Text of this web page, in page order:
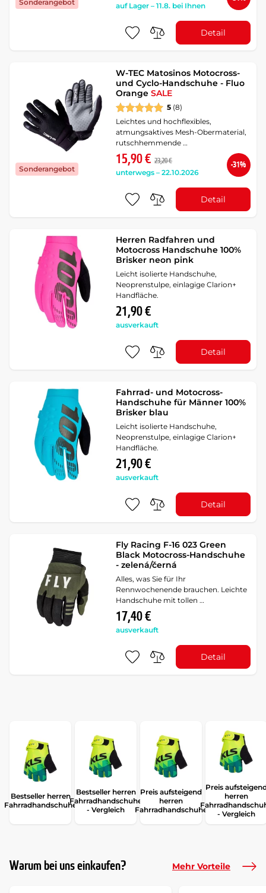
Sonderangebot auf Lager – 11.8. bei Ihnen
Detail
Sonderangebot
W-TEC Matosinos Motocross-
und Cyclo-Handschuhe - Fluo
OrangeSALE
5 (8)
Leichtes und hochflexibles,
atmungsaktives Mesh-Obermaterial,
rutschhemmende …
15,90 € 23,20 €
unterwegs – 22.10.2026
-31%
Detail
Herren Radfahren und
Motocross Handschuhe 100%
Brisker neon pink
Leicht isolierte Handschuhe,
Neoprenstulpe, einlagige Clarion+
Handfläche.
21,90 €
ausverkauft
Detail
Fahrrad- und Motocross-
Handschuhe für Männer 100%
Brisker blau
Leicht isolierte Handschuhe,
Neoprenstulpe, einlagige Clarion+
Handfläche.
21,90 €
ausverkauft
Detail
Fly Racing F-16 023 Green
Black Motocross-Handschuhe
- zelená/černá
Alles, was Sie für Ihr
Rennwochenende brauchen. Leichte
Handschuhe mit tollen …
17,40 €
ausverkauft
Detail
Bestseller herren
Fahrradhandschuhe
Bestseller herren
Fahrradhandschuhe
- Vergleich
Preis aufsteigend
herren
Fahrradhandschuhe
Preis
herren
- Vergleich
Warum bei uns einkaufen? Mehr Vorteile